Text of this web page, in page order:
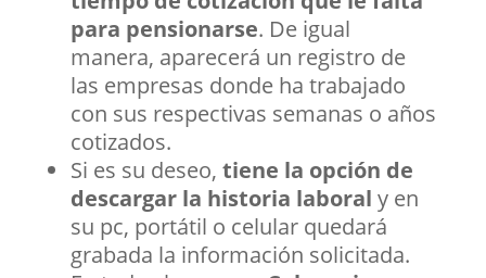
para pensionarse. De igual
manera, aparecerá un registro de
las empresas donde ha trabajado
con sus respectivas semanas o años
cotizados.
Si es su deseo, tiene la opción de
descargar la historia laboral y en
su pc, portátil o celular quedará
grabada la información solicitada.